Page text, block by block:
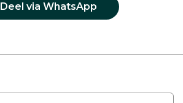
Deel via WhatsApp